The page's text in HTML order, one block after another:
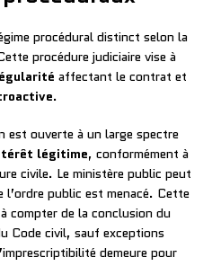
procédural distinct selon la
procédure judiciaire vise à
affectant le contrat et
.
est ouverte à un large spectre
légitime, conformément à
civile. Le ministère public peut
public est menacé. Cette
compter de la conclusion du
Code civil, sauf exceptions
demeure pour